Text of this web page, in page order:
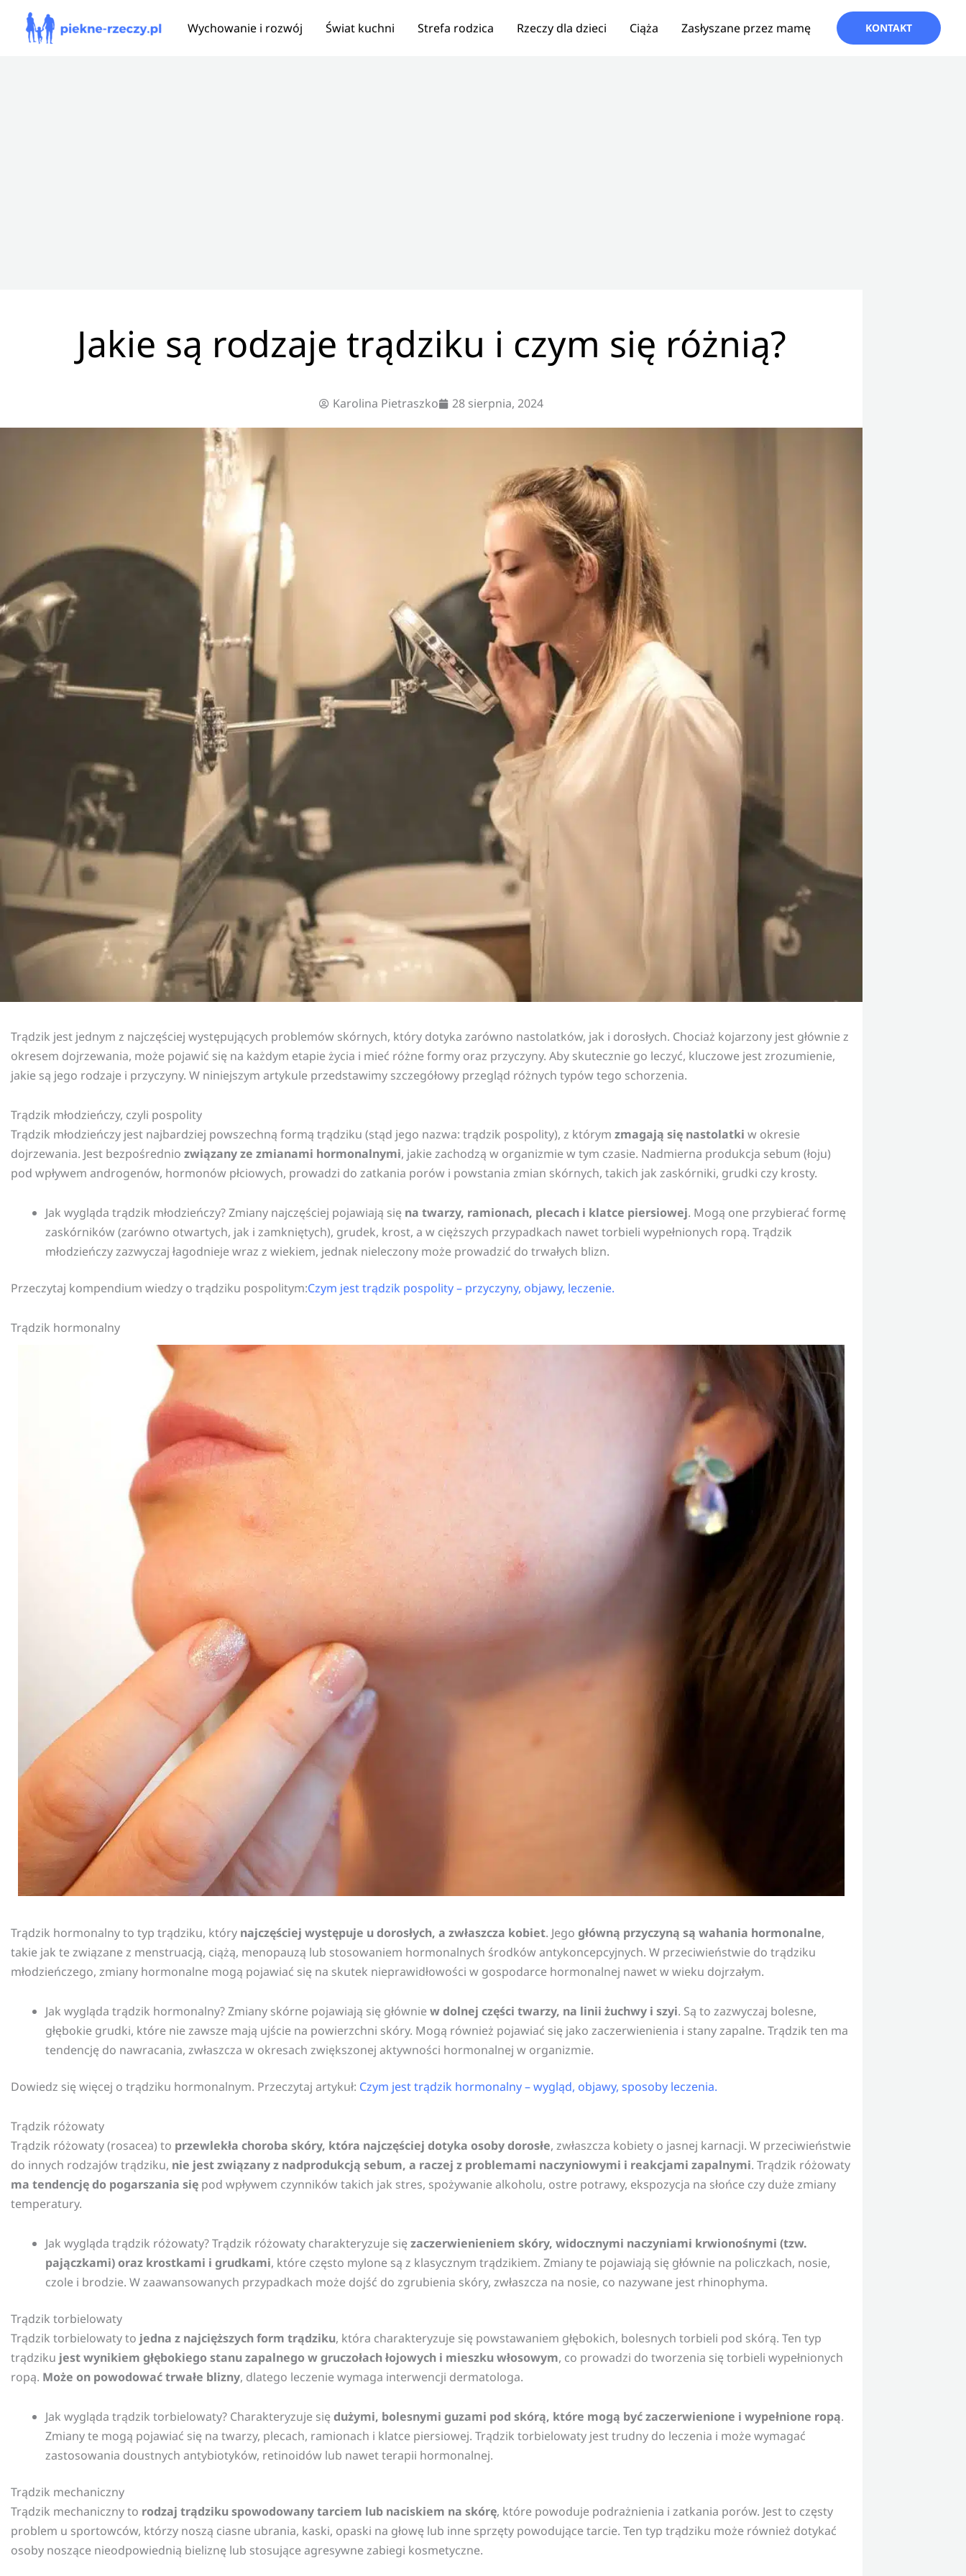
Przejdź
treści
Wychowanie i rozwój Świat kuchni Strefa rodzica Rzeczy dla dzieci Ciąża Zasłyszane przez mamę KONTAKT
Jakie są rodzaje trądziku i czym się różnią?
Karolina Pietraszko 28 sierpnia, 2024
Trądzik jest jednym z najczęściej występujących problemów skórnych, który dotyka zarówno nastolatków, jak i dorosłych. Chociaż kojarzony jest głównie z
okresem dojrzewania, może pojawić się na każdym etapie życia i mieć różne formy oraz przyczyny. Aby skutecznie go leczyć, kluczowe jest zrozumienie,
jakie są jego rodzaje i przyczyny. W niniejszym artykule przedstawimy szczegółowy przegląd różnych typów tego schorzenia.
Trądzik młodzieńczy, czyli pospolity
Trądzik młodzieńczy jest najbardziej powszechną formą trądziku (stąd jego nazwa: trądzik pospolity), z którym zmagają się nastolatki w okresie
dojrzewania. Jest bezpośrednio związany ze zmianami hormonalnymi, jakie zachodzą w organizmie w tym czasie. Nadmierna produkcja sebum (łoju)
pod wpływem androgenów, hormonów płciowych, prowadzi do zatkania porów i powstania zmian skórnych, takich jak zaskórniki, grudki czy krosty.
Jak wygląda trądzik młodzieńczy? Zmiany najczęściej pojawiają się na twarzy, ramionach, plecach i klatce piersiowej. Mogą one przybierać formę
zaskórników (zarówno otwartych, jak i zamkniętych), grudek, krost, a w cięższych przypadkach nawet torbieli wypełnionych ropą. Trądzik
młodzieńczy zazwyczaj łagodnieje wraz z wiekiem, jednak nieleczony może prowadzić do trwałych blizn.
Przeczytaj kompendium wiedzy o trądziku pospolitym:Czym jest trądzik pospolity – przyczyny, objawy, leczenie.
Trądzik hormonalny
Trądzik hormonalny to typ trądziku, który najczęściej występuje u dorosłych, a zwłaszcza kobiet. Jego główną przyczyną są wahania hormonalne,
takie jak te związane z menstruacją, ciążą, menopauzą lub stosowaniem hormonalnych środków antykoncepcyjnych. W przeciwieństwie do trądziku
młodzieńczego, zmiany hormonalne mogą pojawiać się na skutek nieprawidłowości w gospodarce hormonalnej nawet w wieku dojrzałym.
Jak wygląda trądzik hormonalny? Zmiany skórne pojawiają się główniew dolnej części twarzy, na linii żuchwy i szyi. Są to zazwyczaj bolesne,
głębokie grudki, które nie zawsze mają ujście na powierzchni skóry. Mogą również pojawiać się jako zaczerwienienia i stany zapalne. Trądzik ten ma
tendencję do nawracania, zwłaszcza w okresach zwiększonej aktywności hormonalnej w organizmie.
Dowiedz się więcej o trądziku hormonalnym. Przeczytaj artykuł: Czym jest trądzik hormonalny – wygląd, objawy, sposoby leczenia.
Trądzik różowaty
Trądzik różowaty (rosacea) to przewlekła choroba skóry, która najczęściej dotyka osoby dorosłe, zwłaszcza kobiety o jasnej karnacji. W przeciwieństwie
do innych rodzajów trądziku, nie jest związany z nadprodukcją sebum, a raczej z problemami naczyniowymi i reakcjami zapalnymi. Trądzik różowaty
ma tendencję do pogarszania się pod wpływem czynników takich jak stres, spożywanie alkoholu, ostre potrawy, ekspozycja na słońce czy duże zmiany
temperatury.
Jak wygląda trądzik różowaty? Trądzik różowaty charakteryzuje sięzaczerwienieniem skóry, widocznymi naczyniami krwionośnymi (tzw.
pajączkami) oraz krostkami i grudkami, które często mylone są z klasycznym trądzikiem. Zmiany te pojawiają się głównie na policzkach, nosie,
czole i brodzie. W zaawansowanych przypadkach może dojść do zgrubienia skóry, zwłaszcza na nosie, co nazywane jest rhinophyma.
Trądzik torbielowaty
Trądzik torbielowaty to jedna z najcięższych form trądziku, która charakteryzuje się powstawaniem głębokich, bolesnych torbieli pod skórą. Ten typ
trądziku jest wynikiem głębokiego stanu zapalnego w gruczołach łojowych i mieszku włosowym, co prowadzi do tworzenia się torbieli wypełnionych
ropą. Może on powodować trwałe blizny, dlatego leczenie wymaga interwencji dermatologa.
Jak wygląda trądzik torbielowaty? Charakteryzuje siędużymi, bolesnymi guzami pod skórą, które mogą być zaczerwienione i wypełnione ropą.
Zmiany te mogą pojawiać się na twarzy, plecach, ramionach i klatce piersiowej. Trądzik torbielowaty jest trudny do leczenia i może wymagać
zastosowania doustnych antybiotyków, retinoidów lub nawet terapii hormonalnej.
Trądzik mechaniczny
Trądzik mechaniczny to rodzaj trądziku spowodowany tarciem lub naciskiem na skórę, które powoduje podrażnienia i zatkania porów. Jest to częsty
problem u sportowców, którzy noszą ciasne ubrania, kaski, opaski na głowę lub inne sprzęty powodujące tarcie. Ten typ trądziku może również dotykać
osoby noszące nieodpowiednią bieliznę lub stosujące agresywne zabiegi kosmetyczne.